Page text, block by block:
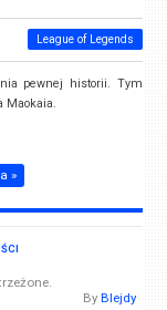
League of Legends
pewnej historii. Tym
Maokaia.
»
By Blejdy